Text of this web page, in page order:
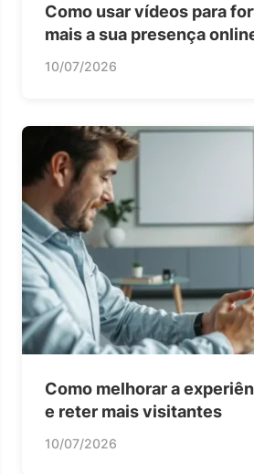
Como usar vídeos para
mais a sua presença
10/07/2026
Como melhorar a
e reter mais visitantes
10/07/2026